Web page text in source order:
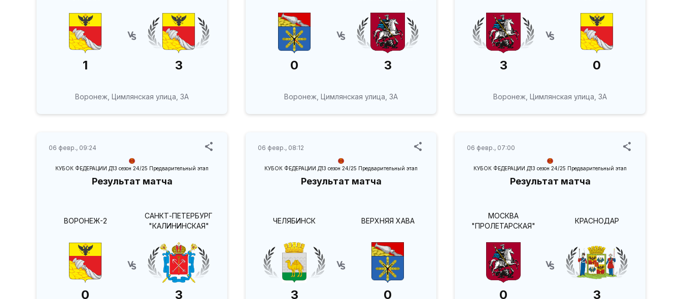
1 3
Воронеж, Цимлянская улица, 3А
0 3
Воронеж, Цимлянская улица, 3А
3 0
Воронеж, Цимлянская улица, 3А
06 февр., 09:24
КУБОК ФЕДЕРАЦИИ Д13 сезон 24/25 Предварительный этап
Результат матча
ВОРОНЕЖ-2
0
САНКТ-ПЕТЕРБУРГ
"КАЛИНИНСКАЯ"
3
06 февр., 08:12
КУБОК ФЕДЕРАЦИИ Д13 сезон 24/25 Предварительный этап
Результат матча
ЧЕЛЯБИНСК
3
ВЕРХНЯЯ ХАВА
0
06 февр., 07:00
КУБОК ФЕДЕРАЦИИ Д13 сезон 24/25 Предварительный этап
Результат матча
МОСКВА
"ПРОЛЕТАРСКАЯ"
0
КРАСНОДАР
3